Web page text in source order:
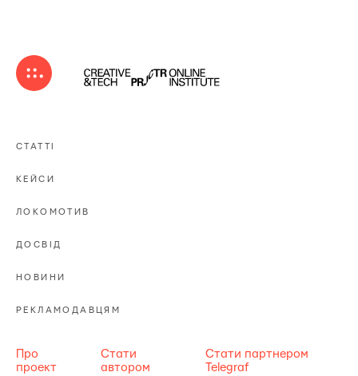
СТАТТІ
КЕЙСИ
ЛОКОМОТИВ
ДОСВІД
НОВИНИ
РЕКЛАМОДАВЦЯМ
Про
проект
Стати
автором
Стати партнером
Telegraf